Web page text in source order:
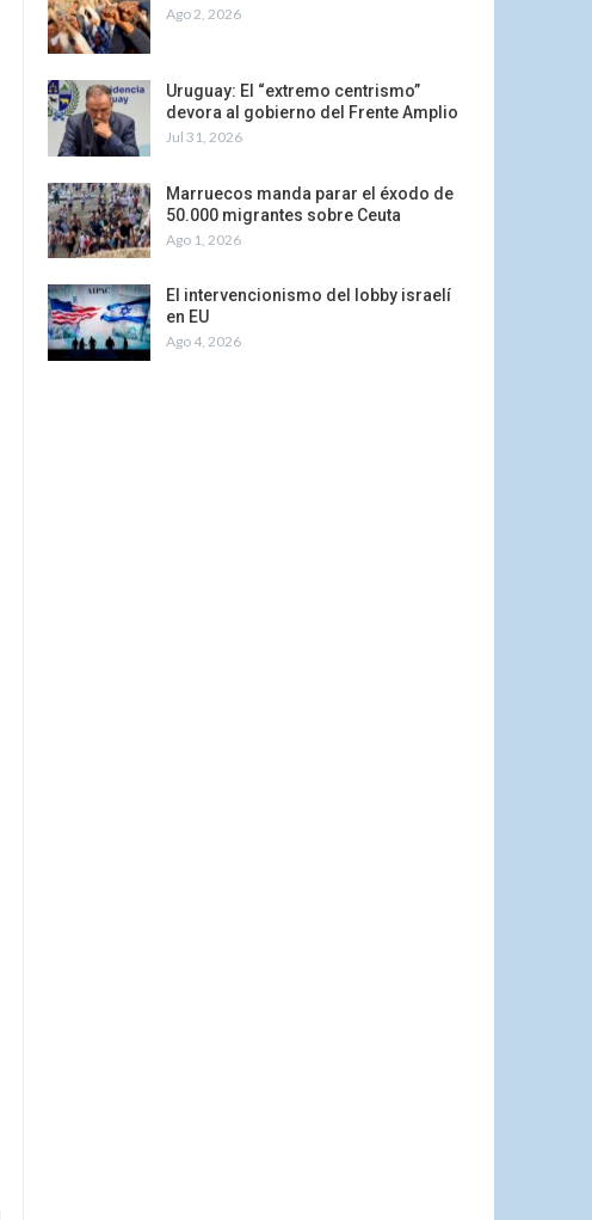
Ago 2, 2026
Uruguay: El “extremo centrismo”
devora al gobierno del Frente Amplio
Jul 31, 2026
Marruecos manda parar el éxodo de
50.000 migrantes sobre Ceuta
Ago 1, 2026
El intervencionismo del lobby israelí
en EU
Ago 4, 2026